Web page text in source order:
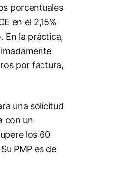
porcentuales
en el 2,15%
. En la práctica,
por factura,
una solicitud
con un
los 60
PMP es de